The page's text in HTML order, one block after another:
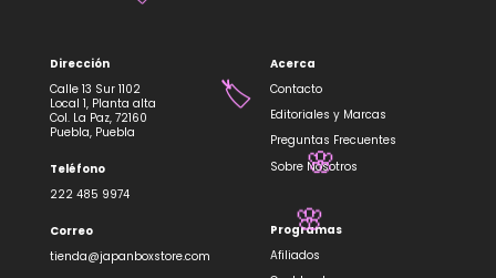
Dirección
Calle 13 Sur 1102
Local 1, Planta alta
Col. La Paz, 72160
Puebla, Puebla
Teléfono
222 485 9974
Correo
tienda@japanboxstore.com
Acerca
Contacto
Editoriales y Marcas
Preguntas Frecuentes
Sobre Nosotros
Programas
Afiliados
🌸
🌸